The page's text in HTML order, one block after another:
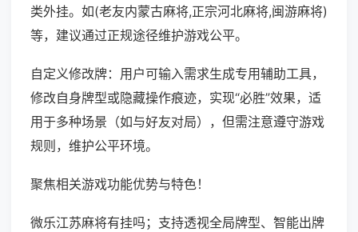
类外挂。如(老友内蒙古麻将,正宗河北麻将,闽游麻将)
等，建议通过正规途径维护游戏公平。
自定义修改牌：用户可输入需求生成专用辅助工具，
修改自身牌型或隐藏操作痕迹，实现“必胜”效果，适
用于多种场景（如与好友对局），但需注意遵守游戏
规则，维护公平环境。
聚焦相关游戏功能优势与特色！
微乐江苏麻将有挂吗；支持透视全局牌型、智能出牌